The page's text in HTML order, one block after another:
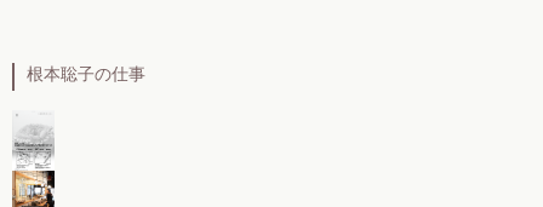
根本聡子の仕事